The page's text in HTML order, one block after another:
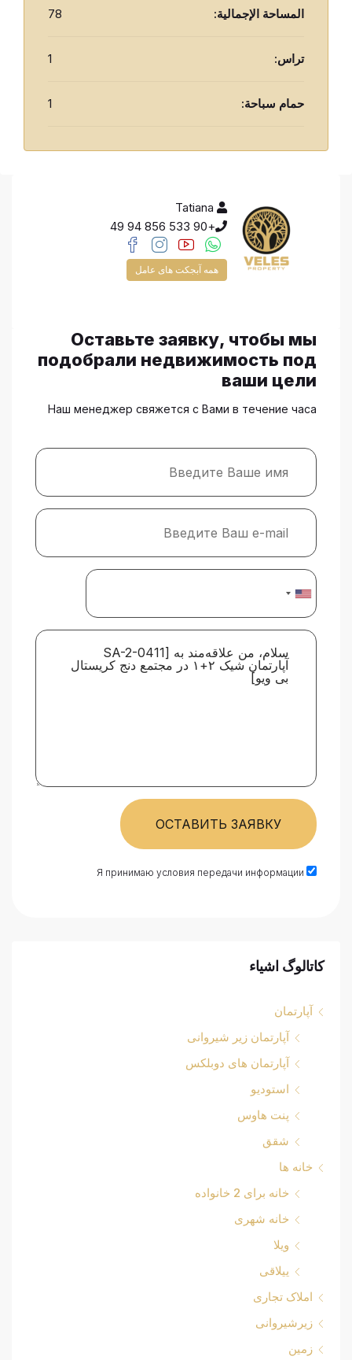
المساحة الإجمالية: 78
تراس: 1
حمام سباحة: 1
+90 533 856 94 49
همه آبجکت های عامل
Оставьте заявку, чтобы мы
подобрали недвижимость под
ваши цели
Наш менеджер свяжется с Вами в течение часа
ОСТАВИТЬ ЗАЯВКУ
کاتالوگ اشیاء
آپارتمان
آپارتمان زیر شیروانی
آپارتمان های دوبلکس
استودیو
پنت هاوس
شقق
خانه ها
خانه برای 2 خانواده
خانه شهری
ویلا
ییلاقی
املاک تجاری
زیرشیروانی
زمین